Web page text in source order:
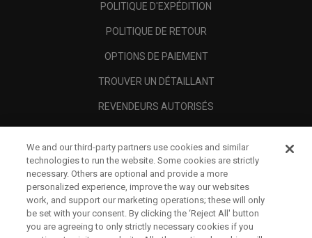
POLITIQUE D'EXPÉDITION
POLITIQUE DE RETOUR
OPTIONS DE PAIEMENT
TROUVER UN DÉTAILLANT
REVENDEURS AUTORISÉS
A PROPOS
MENTIONS LÉGALES
We and our third-party partners use cookies and similar
technologies to run the website. Some cookies are strictly
necessary. Others are optional and provide a more
personalized experience, improve the way our websites
work, and support our marketing operations; these will only
be set with your consent. By clicking the ‘Reject All' button
you are agreeing to only strictly necessary cookies if you